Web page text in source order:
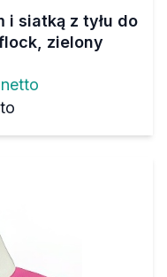
i siatką z tyłu do
zielony
netto